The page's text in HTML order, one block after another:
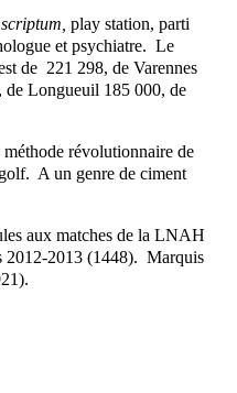
play station, parti
et psychiatre. Le
de 221 298, de Varennes
Longueuil 185 000, de
révolutionnaire de
A un genre de ciment
aux matches de la LNAH
2012-2013 (1448). Marquis